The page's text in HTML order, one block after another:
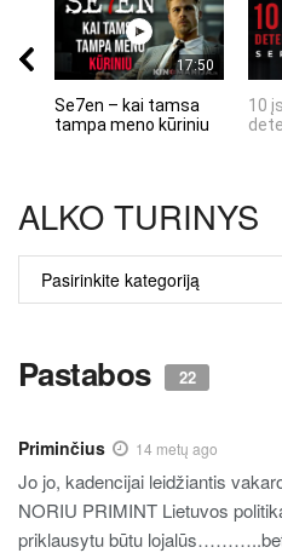
17:50
Se7en – kai tamsa
tampa meno kūriniu
10
ALKO TURINYS
TURINYS
Pastabos 22
Priminčius 14 metų ago
Jo jo, kadencijai leidžiantis
NORIU PRIMINT Lietuvos
priklausytu būtu